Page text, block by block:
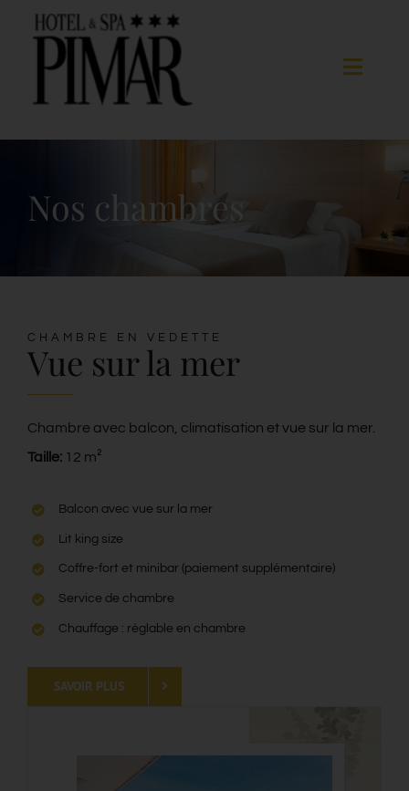
content
Toggle
Chambres
Services d’hôtel
Galerie
Nos chambres
CHAMBRE EN VEDETTE
Vue sur la mer
Chambre avec balcon, climatisation et vue sur la mer.
Taille: 12 m²
Balcon avec vue sur la mer
Lit king size
Coffre-fort et minibar (paiement supplémentaire)
Service de chambre
Chauffage : réglable en chambre
SAVOIR PLUS